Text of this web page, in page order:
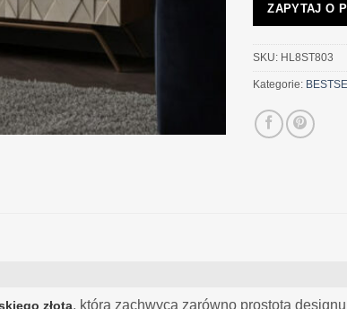
ZAPYTAJ O
SKU: HL8ST803
Kategorie:
złota, która zachwyca zarówno prostotą